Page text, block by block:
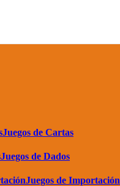
Juegos de Cartas
Juegos de Dados
Juegos de Importación